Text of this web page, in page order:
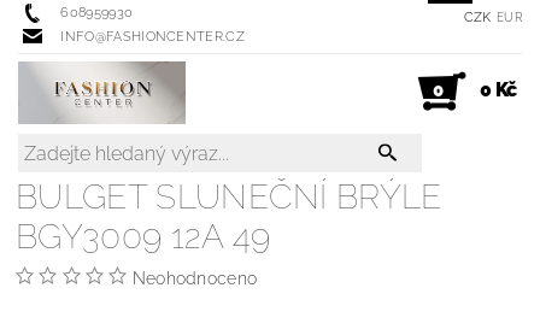
608959930
INFO@FASHIONCENTER.CZ
CZK EUR
0 0 Kč
BULGET SLUNEČNÍ BRÝLE
BGY3009 12A 49
Neohodnoceno